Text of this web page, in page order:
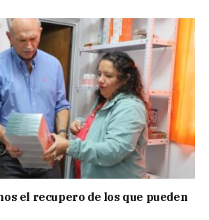
el recupero de los que pueden